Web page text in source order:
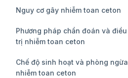
Nguy cơ gây nhiễm toan ceton
Phương pháp chẩn đoán và điều
trị nhiễm toan ceton
Chế độ sinh hoạt và phòng ngừa
nhiễm toan ceton